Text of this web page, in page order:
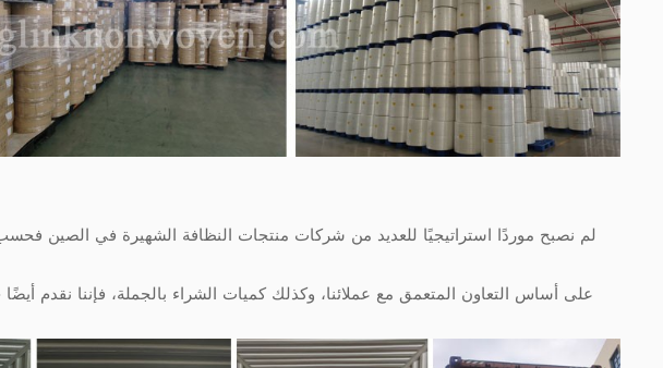
لم نصبح موردًا استراتيجيًا للعديد من شركات منتجات النظافة الشهيرة في الصين
على أساس التعاون المتعمق مع عملائنا، وكذلك كميات الشراء بالجملة، فإننا نقدم